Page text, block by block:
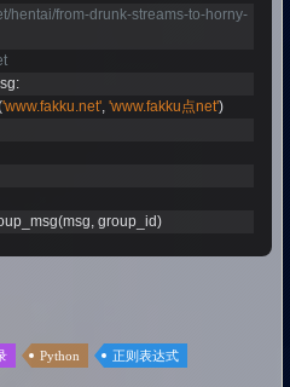
hentai/from-drunk-streams-to-horny-
:
'www.fakku.net', 'www.fakku点net')
(msg, group_id)
Python 正则表达式